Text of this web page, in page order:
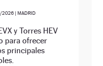
2026 | MADRID
y Torres HEV
para ofrecer
principales